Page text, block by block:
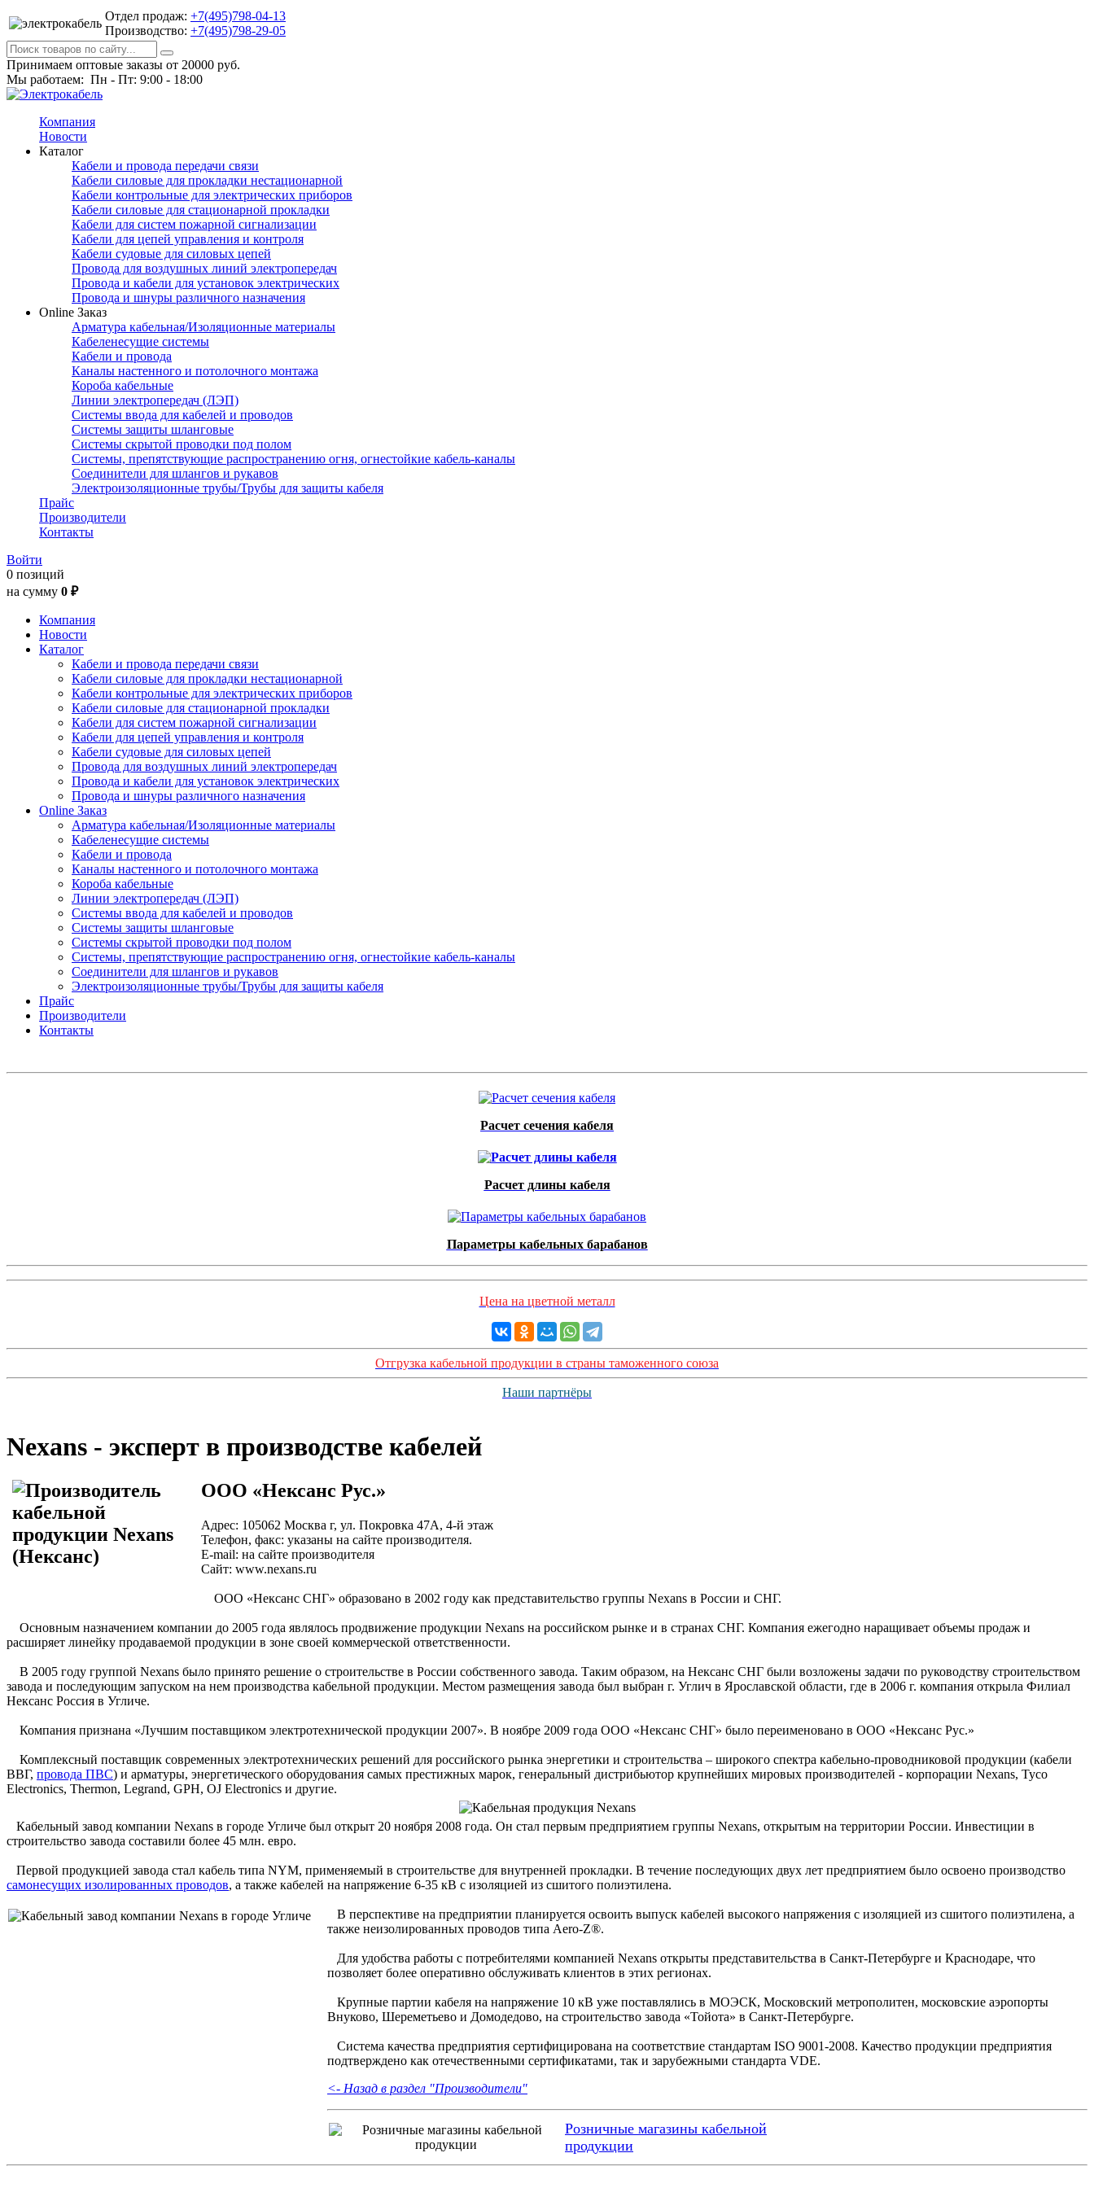
Отдел продаж: +7(495)798-04-13
Производство: +7(495)798-29-05
Принимаем оптовые заказы от 20000 руб.
Мы работаем: Пн - Пт: 9:00 - 18:00
Компания
Новости
Каталог
Кабели и провода передачи связи
Кабели силовые для прокладки нестационарной
Кабели контрольные для электрических приборов
Кабели силовые для стационарной прокладки
Кабели для систем пожарной сигнализации
Кабели для цепей управления и контроля
Кабели судовые для силовых цепей
Провода для воздушных линий электропередач
Провода и кабели для установок электрических
Провода и шнуры различного назначения
Online Заказ
Арматура кабельная/Изоляционные материалы
Кабеленесущие системы
Кабели и провода
Каналы настенного и потолочного монтажа
Короба кабельные
Линии электропередач (ЛЭП)
Системы ввода для кабелей и проводов
Системы защиты шланговые
Системы скрытой проводки под полом
Системы, препятствующие распространению огня, огнестойкие кабель-каналы
Соединители для шлангов и рукавов
Электроизоляционные трубы/Трубы для защиты кабеля
Прайс
Производители
Контакты
Войти
0 позиций
на сумму 0 ₽
Компания
Новости
Каталог
Кабели и провода передачи связи
Кабели силовые для прокладки нестационарной
Кабели контрольные для электрических приборов
Кабели силовые для стационарной прокладки
Кабели для систем пожарной сигнализации
Кабели для цепей управления и контроля
Кабели судовые для силовых цепей
Провода для воздушных линий электропередач
Провода и кабели для установок электрических
Провода и шнуры различного назначения
Online Заказ
Арматура кабельная/Изоляционные материалы
Кабеленесущие системы
Кабели и провода
Каналы настенного и потолочного монтажа
Короба кабельные
Линии электропередач (ЛЭП)
Системы ввода для кабелей и проводов
Системы защиты шланговые
Системы скрытой проводки под полом
Системы, препятствующие распространению огня, огнестойкие кабель-каналы
Соединители для шлангов и рукавов
Электроизоляционные трубы/Трубы для защиты кабеля
Прайс
Производители
Контакты
Расчет сечения кабеля
Расчет длины кабеля
Параметры кабельных барабанов
Цена на цветной металл
Отгрузка кабельной продукции в страны таможенного союза
Наши партнёры
Nexans - эксперт в производстве кабелей
ООО «Нексанс Рус.»
Адрес: 105062 Москва г, ул. Покровка 47А, 4-й этаж
Телефон, факс: указаны на сайте производителя.
E-mail: на сайте производителя
Сайт: www.nexans.ru
ООО «Нексанс СНГ» образовано в 2002 году как представительство группы Nexans в России и СНГ.
Основным назначением компании до 2005 года являлось продвижение продукции Nexans на российском рынке и в странах СНГ. Компания ежегодно наращивает объемы продаж и
расширяет линейку продаваемой продукции в зоне своей коммерческой ответственности.
В 2005 году группой Nexans было принято решение о строительстве в России собственного завода. Таким образом, на Нексанс СНГ были возложены задачи по руководству строительством
завода и последующим запуском на нем производства кабельной продукции. Местом размещения завода был выбран г. Углич в Ярославской области, где в 2006 г. компания открыла Филиал
Нексанс Россия в Угличе.
Компания признана «Лучшим поставщиком электротехнической продукции 2007». В ноябре 2009 года ООО «Нексанс СНГ» было переименовано в ООО «Нексанс Рус.»
Комплексный поставщик современных электротехнических решений для российского рынка энергетики и строительства – широкого спектра кабельно-проводниковой продукции (кабели
ВВГ, провода ПВС) и арматуры, энергетического оборудования самых престижных марок, генеральный дистрибьютор крупнейших мировых производителей - корпорации Nexans, Tyco
Electronics, Thermon, Legrand, GPH, OJ Electronics и другие.
Кабельный завод компании Nexans в городе Угличе был открыт 20 ноября 2008 года. Он стал первым предприятием группы Nexans, открытым на территории России. Инвестиции в
строительство завода составили более 45 млн. евро.
Первой продукцией завода стал кабель типа NYM, применяемый в строительстве для внутренней прокладки. В течение последующих двух лет предприятием было освоено производство
самонесущих изолированных проводов, а также кабелей на напряжение 6-35 кВ с изоляцией из сшитого полиэтилена.
В перспективе на предприятии планируется освоить выпуск кабелей высокого напряжения с изоляцией из сшитого полиэтилена, а
также неизолированных проводов типа Aero-Z®.
Для удобства работы с потребителями компанией Nexans открыты представительства в Санкт-Петербурге и Краснодаре, что
позволяет более оперативно обслуживать клиентов в этих регионах.
Крупные партии кабеля на напряжение 10 кВ уже поставлялись в МОЭСК, Московский метрополитен, московские аэропорты
Внуково, Шереметьево и Домодедово, на строительство завода «Тойота» в Санкт-Петербурге.
Система качества предприятия сертифицирована на соответствие стандартам ISO 9001-2008. Качество продукции предприятия
подтверждено как отечественными сертификатами, так и зарубежными стандарта VDE.
<- Назад в раздел "Производители"
Розничные магазины кабельной
продукции